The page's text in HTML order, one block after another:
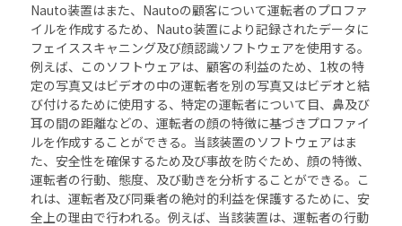
Nauto装置はまた、Nautoの顧客について運転者のプロファ
イルを作成するため、Nauto装置により記録されたデータに
フェイススキャニング及び顔認識ソフトウェアを使用する。
例えば、このソフトウェアは、顧客の利益のため、1枚の特
定の写真又はビデオの中の運転者を別の写真又はビデオと結
び付けるために使用する、特定の運転者について目、鼻及び
耳の間の距離などの、運転者の顔の特徴に基づきプロファイ
ルを作成することができる。当該装置のソフトウェアはま
た、安全性を確保するため及び事故を防ぐため、顔の特徴、
運転者の行動、態度、及び動きを分析することができる。こ
れは、運転者及び同乗者の絶対的利益を保護するために、安
全上の理由で行われる。例えば、当該装置は、運転者の行動